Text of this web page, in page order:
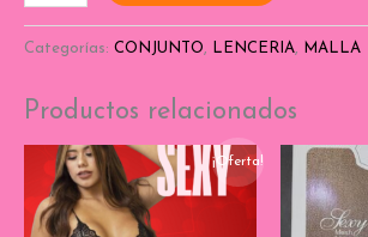
Categorías: CONJUNTO LENCERIA MALLA
Productos relacionados
¡Oferta!